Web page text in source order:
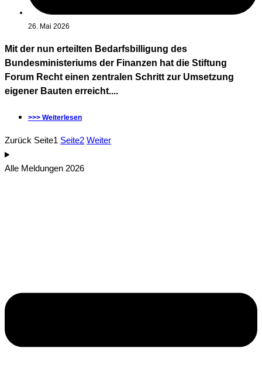
26. Mai 2026
Mit der nun erteilten Bedarfsbilligung des
Bundesministeriums der Finanzen hat die Stiftung
Forum Recht einen zentralen Schritt zur Umsetzung
eigener Bauten erreicht....
>>> Weiterlesen
Zurück Seite1 Seite2 Weiter
Alle Meldungen 2026